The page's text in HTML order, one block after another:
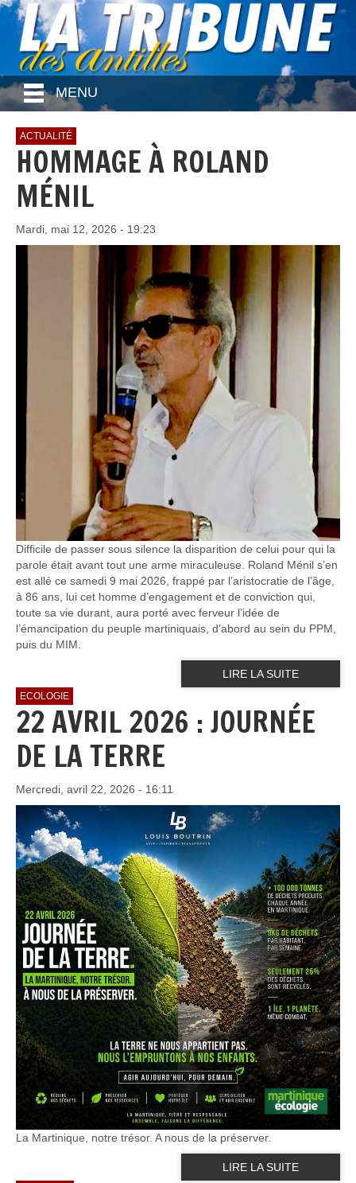
MENU
ACTUALITÉ
HOMMAGE À ROLAND
MÉNIL
Mardi, mai 12, 2026 - 19:23
Difficile de passer sous silence la disparition de celui pour qui la
parole était avant tout une arme miraculeuse. Roland Ménil s’en
est allé ce samedi 9 mai 2026, frappé par l’aristocratie de l’âge,
à 86 ans, lui cet homme d’engagement et de conviction qui,
toute sa vie durant, aura porté avec ferveur l’idée de
l’émancipation du peuple martiniquais, d’abord au sein du PPM,
puis du MIM.
LIRE LA SUITE
ECOLOGIE
22 AVRIL 2026 : JOURNÉE
DE LA TERRE
Mercredi, avril 22, 2026 - 16:11
La Martinique, notre trésor. A nous de la préserver.
LIRE LA SUITE